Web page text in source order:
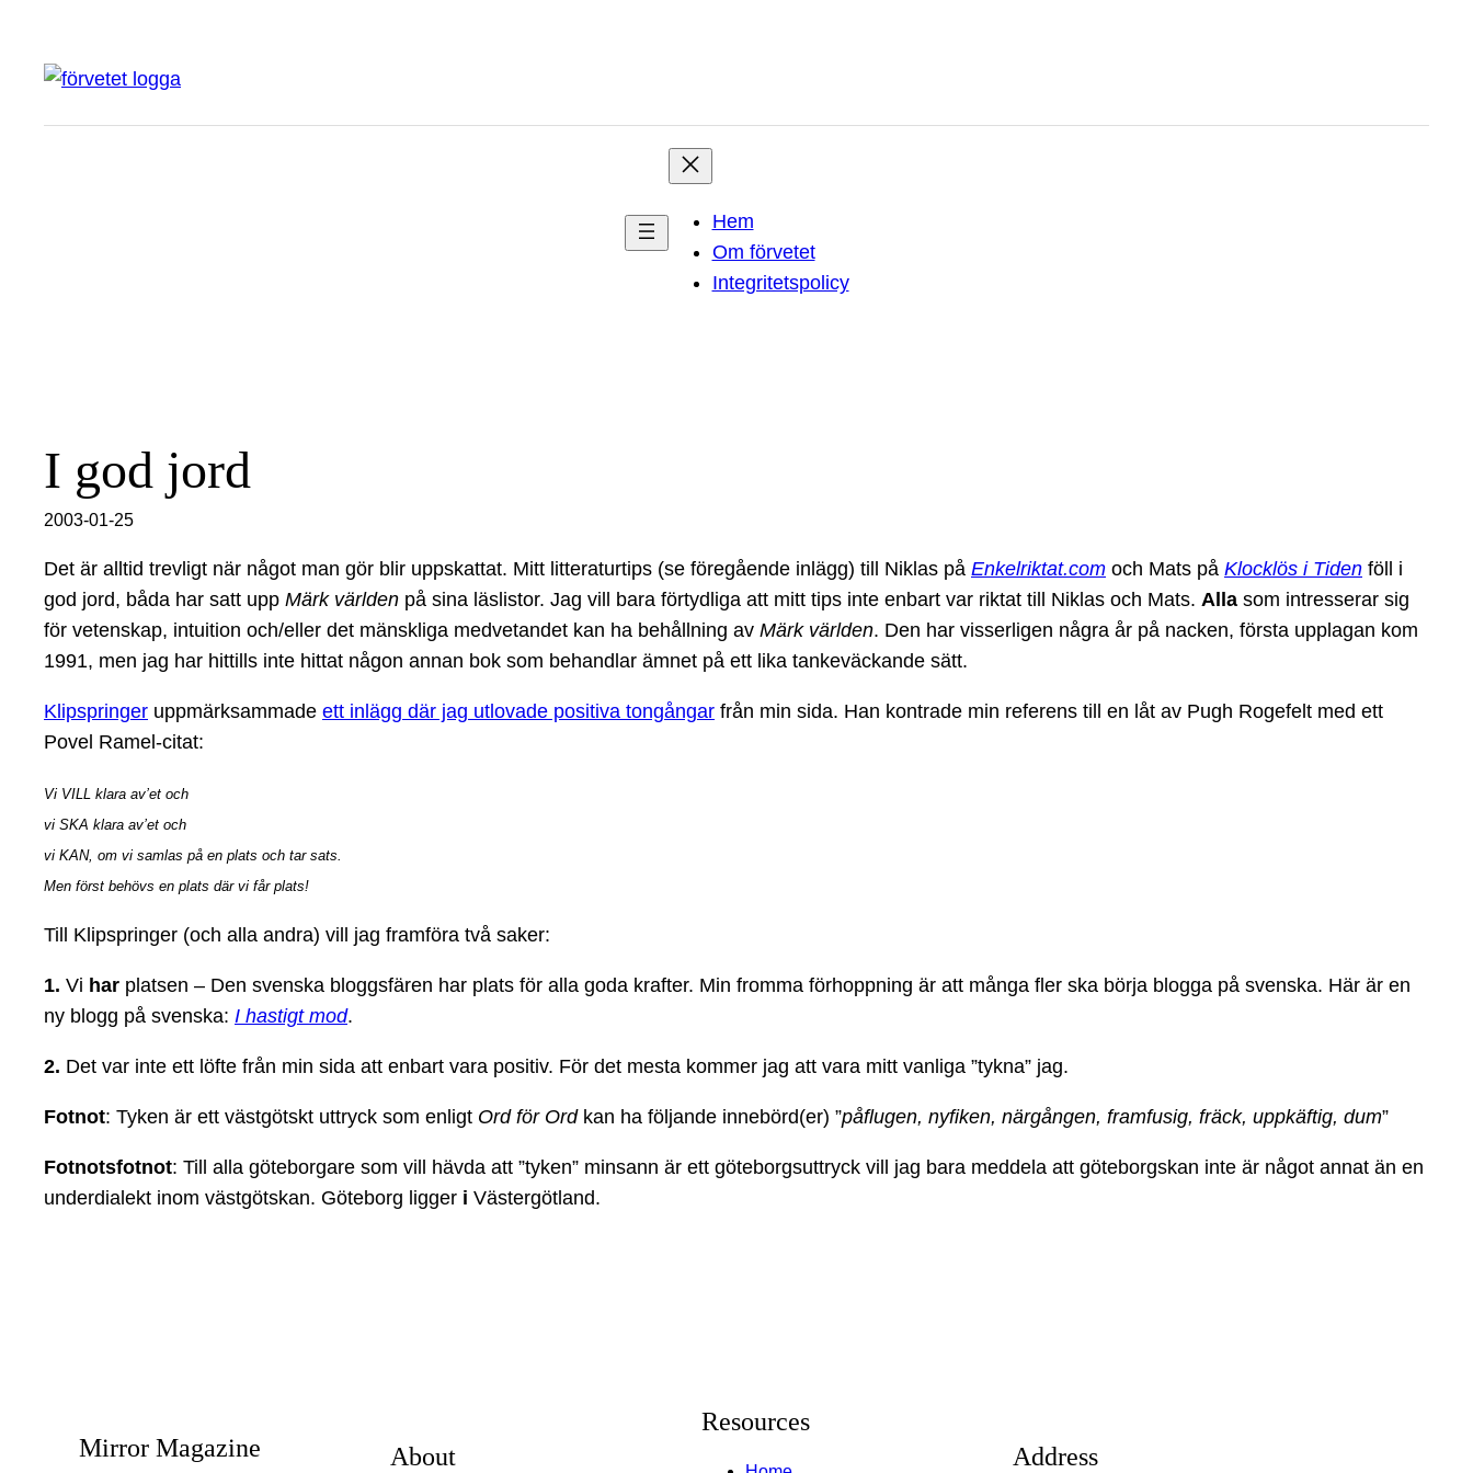
innehåll
Hem
Om förvetet
Integritetspolicy
I god jord
2003-01-25
Det är alltid trevligt när något man gör blir uppskattat. Mitt litteraturtips (se föregående inlägg) till Niklas på Enkelriktat.com och Mats på Klocklös i Tiden föll i
god jord, båda har satt upp Märk världen på sina läslistor. Jag vill bara förtydliga att mitt tips inte enbart var riktat till Niklas och Mats. Alla som intresserar sig
för vetenskap, intuition och/eller det mänskliga medvetandet kan ha behållning av Märk världen. Den har visserligen några år på nacken, första upplagan kom
1991, men jag har hittills inte hittat någon annan bok som behandlar ämnet på ett lika tankeväckande sätt.
Klipspringer uppmärksammade ett inlägg där jag utlovade positiva tongångar från min sida. Han kontrade min referens till en låt av Pugh Rogefelt med ett
Povel Ramel-citat:
Vi VILL klara av’et och
vi SKA klara av’et och
vi KAN, om vi samlas på en plats och tar sats.
Men först behövs en plats där vi får plats!
Till Klipspringer (och alla andra) vill jag framföra två saker:
1. Vi har platsen – Den svenska bloggsfären har plats för alla goda krafter. Min fromma förhoppning är att många fler ska börja blogga på svenska. Här är en
ny blogg på svenska: I hastigt mod.
2. Det var inte ett löfte från min sida att enbart vara positiv. För det mesta kommer jag att vara mitt vanliga ”tykna” jag.
Fotnot: Tyken är ett västgötskt uttryck som enligt Ord för Ordkan ha följande innebörd(er) ”påflugen, nyfiken, närgången, framfusig, fräck, uppkäftig, dum”
Fotnotsfotnot: Till alla göteborgare som vill hävda att ”tyken” minsann är ett göteborgsuttryck vill jag bara meddela att göteborgskan inte är något annat än en
underdialekt inom västgötskan. Göteborg ligger i Västergötland.
Mirror Magazine About
Resources
Address